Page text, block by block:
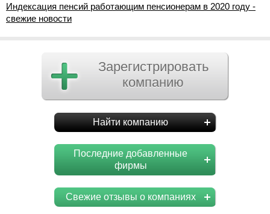
Индексация пенсий работающим пенсионерам в 2020 году -
свежие новости
Зарегистрировать
компанию
Найти компанию
Последние добавленные
фирмы
Свежие отзывы о компаниях